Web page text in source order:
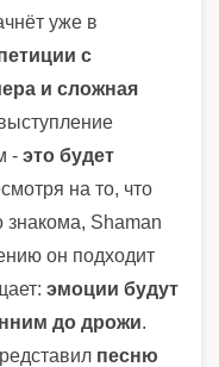
уже в
с
и сложная
- это будет
на то, что
Shaman
он подходит
эмоции будут
до дрожи.
песню